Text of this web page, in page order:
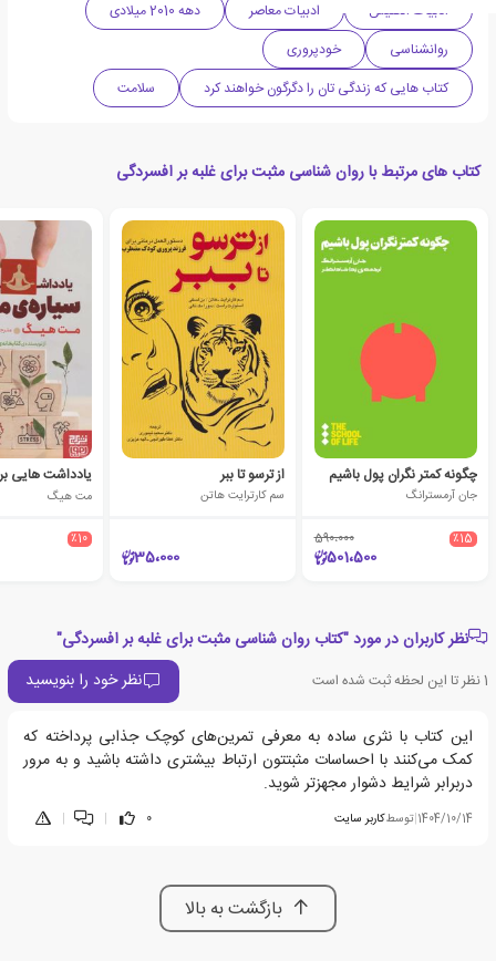
ادبیات انگلیس ادبیات معاصر
دهه 2010 میلادی
روانشناسی
خودپروری
کتاب هایی که زندگی تان را دگرگون خواهند کرد
سلامت
کتاب های مرتبط با روان شناسی مثبت برای غلبه بر افسردگی
چگونه کمتر نگران پول باشیم
جان آرمسترانگ
٪15 590،000
501،500
از ترسو تا ببر
سم کارترایت هاتن
35،000
مت هیگ
٪10
نظر کاربران در مورد "کتاب روان شناسی مثبت برای غلبه بر افسردگی"
1نظر تا این لحظه ثبت شده است نظر خود را بنویسید
این کتاب با نثری ساده به معرفی تمرین‌های کوچک جذابی پرداخته که
کمک می‌کنند با احساسات مثبتتون ارتباط بیشتری داشته باشید و به مرور
دربرابر شرایط دشوار مجهزتر شوید.
1404/10/14
|توسطکاربر سایت 0
|
|
بازگشت به بالا